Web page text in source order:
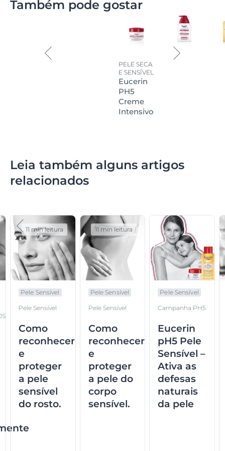
secas e sensíveis.
Também pode gostar
PELE SECA
E SENSÍVEL
Eucerin
PH5
Creme
Intensivo
Leia também alguns artigos
relacionados
Pele Sensível
Pele Sensível
Como
reconhecer
e
proteger
a pele
sensível
do rosto.
11 min leitura
Pele Sensível
Pele Sensível
Como
reconhecer
e
proteger
a pele do
corpo
sensível.
11 min leitura
Pele Sensível
Campanha PH5
Eucerin
pH5 Pele
Sensível –
Ativa as
defesas
naturais
da pele